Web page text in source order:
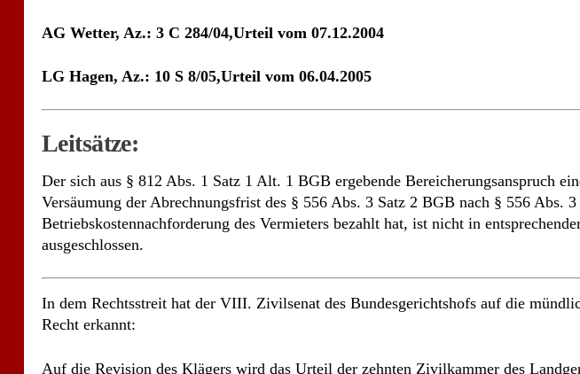
AG Wetter, Az.: 3 C 284/04,Urteil vom 07.12.2004
LG Hagen, Az.: 10 S 8/05,Urteil vom 06.04.2005
Leitsätze:
Der sich aus § 812 Abs. 1 Satz 1 Alt. 1 BGB ergebende Bereicherungsanspruch
Versäumung der Abrechnungsfrist des § 556 Abs. 3 Satz 2 BGB nach § 556 Abs. 3
Betriebskostennachforderung des Vermieters bezahlt hat, ist nicht in
ausgeschlossen.
In dem Rechtsstreit hat der VIII. Zivilsenat des Bundesgerichtshofs auf die
Recht erkannt:
Auf die Revision des Klägers wird das Urteil der zehnten Zivilkammer des